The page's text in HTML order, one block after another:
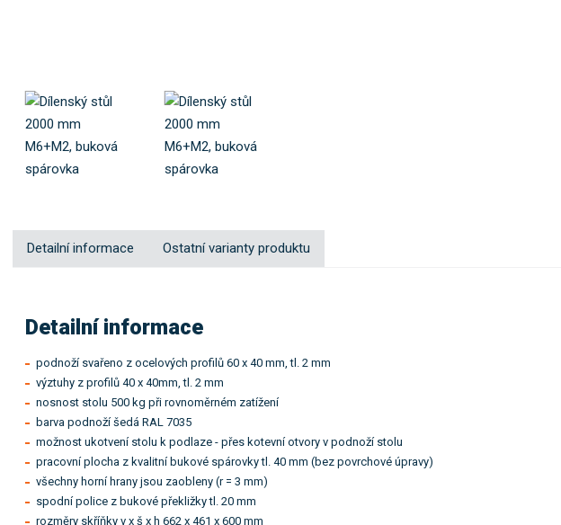
Detailní informace Ostatní varianty produktu
Detailní informace
podnoží svařeno z ocelových profilů 60 x 40 mm, tl. 2 mm
výztuhy z profilů 40 x 40mm, tl. 2 mm
nosnost stolu 500 kg při rovnoměrném zatížení
barva podnoží šedá RAL 7035
možnost ukotvení stolu k podlaze - přes kotevní otvory v podnoží stolu
pracovní plocha z kvalitní bukové spárovky tl. 40 mm (bez povrchové úpravy)
všechny horní hrany jsou zaobleny (r = 3 mm)
spodní police z bukové překližky tl. 20 mm
rozměry skříňky v x š x h 662 x 461 x 600 mm